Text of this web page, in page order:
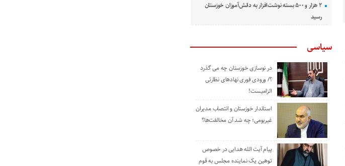
۲ هزار و ۵۰۰ بسته نوشت‌افزار به دانش‌آموزان خوزستان
رسید
سیاسی
در نوسازی خوزستان چه می گذرد
؟/ ورودی فوری نهادهای نظارتی
الزامیست!
استاندار خوزستان و انتصاب مدیران
غیربومی؛ چه شد آن مخالفت‌ها؟
پیام آیت الله هدایی در خصوص
توهین یک نماینده مجلس به قوم